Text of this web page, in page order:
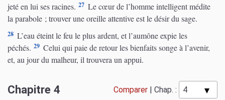
jeté en lui ses racines. 27 Le cœur de l’homme intelligent médite
la parabole ; trouver une oreille attentive est le désir du sage.
28 L’eau éteint le feu le plus ardent, et l’aumône expie les
péchés. 29 Celui qui paie de retour les bienfaits songe à l’avenir,
et, au jour du malheur, il trouvera un appui.
Chapitre 4 Comparer | Chap. :